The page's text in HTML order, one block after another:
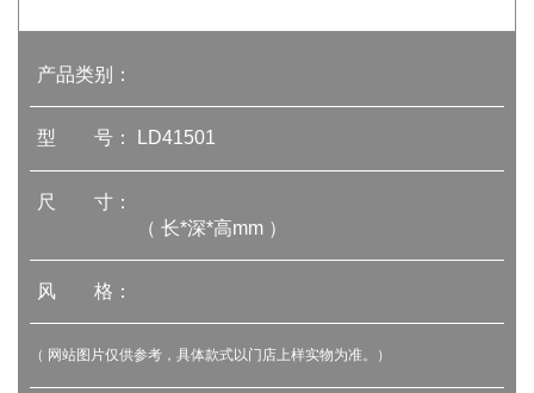
产品类别：
型 号： LD41501
尺 寸：
（ 长*深*高mm ）
风 格：
（ 网站图片仅供参考，具体款式以门店上样实物为准。）